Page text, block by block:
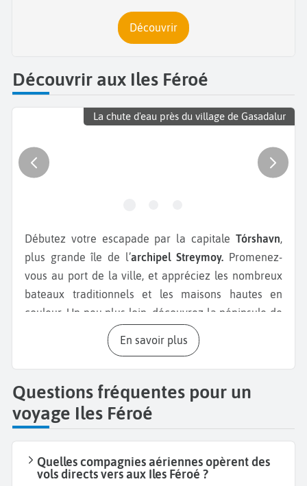
Découvrir
Découvrir aux Iles Féroé
La chute d'eau près du village de Gasadalur
Débutez votre escapade par la capitale Tórshavn,
plus grande île de l’archipel Streymoy. Promenez-
vous au port de la ville, et appréciez les nombreux
bateaux traditionnels et les maisons hautes en
couleur. Un peu plus loin, découvrez la péninsule de
Tinganes, l’un des plus anciens quartiers de la
capitale. Ensuite, dirigez-vous vers les falaises de
Vestmanna, à une quarantaine de kilomètres de
Tórshavn. En bateau, faites l'une des plus belles
excursions de l'île, et découvrez les grottes creusées
par l'érosion, les cavernes et les intrigantes
formations rocheuses. Vous serez au plus près des
Vestmannabjørgini, falaises de 600 mètres de
hauteur s’enfonçant dans l’océan. Poursuivez votre
En savoir plus
Questions fréquentes pour un
voyage Iles Féroé
Quelles compagnies aériennes opèrent des
vols directs vers aux Iles Féroé ?